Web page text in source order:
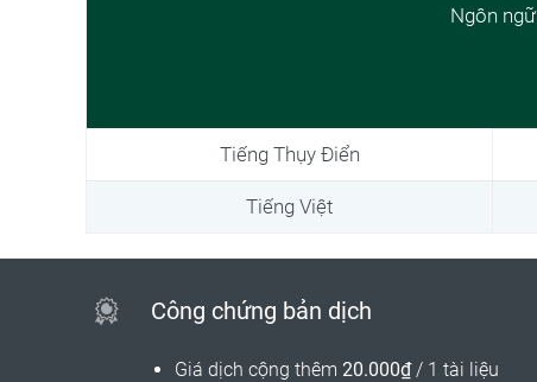
Ngôn ngữ
Tiếng Thụy Điển
Tiếng Việt
Công chứng bản dịch
Giá dịch cộng thêm 20.000₫/ 1 tài liệu